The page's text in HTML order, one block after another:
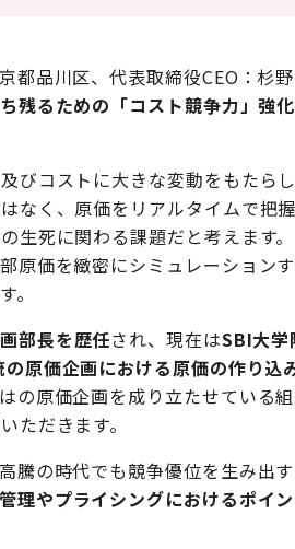
都品川区、代表取締役CEO：杉
残るための「コスト競争力」強
びコストに大きな変動をもたら
なく、原価をリアルタイムで把
生死に関わる課題だと考えます。
原価を緻密にシミュレーション
。
部長を歴任され、現在はSBI大学
の原価企画における原価の作り込
の原価企画を成り立たせている
ただきます。
騰の時代でも競争優位を生み出
理やプライシングにおけるポイ